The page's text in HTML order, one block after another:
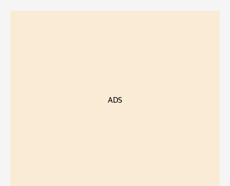
ADS